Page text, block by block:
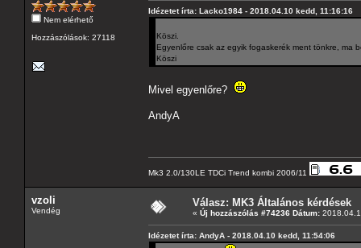
Nem elérhető
Hozzászólások: 27118
Idézetet írta: Lacko1984 - 2018.04.10 kedd, 11:16:16
Köszi.
Egyenlőre csak az egyik fogaskerék ment tönkre, ma
Köszi
Mivel egyenlőre?
AndyA
Mk3 2.0/130LE TDCi Trend kombi 2006/11
vzoli
Vendég
Válasz: MK3 Általános kérdések
« Új hozzászólás #74236 Dátum:
Idézetet írta: AndyA - 2018.04.10 kedd, 11:54:06